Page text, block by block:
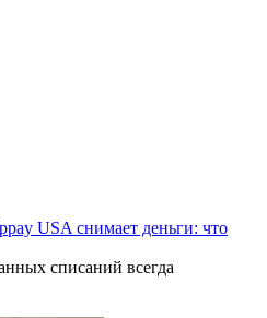
USA снимает деньги: что
списаний всегда